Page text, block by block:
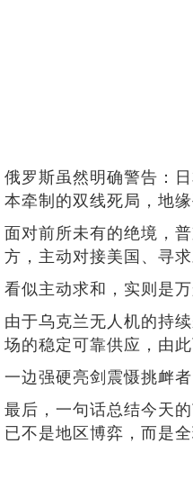
俄罗斯虽然明确警告：
本牵制的双线死局，地缘
面对前所未有的绝境，
方，主动对接美国、寻
看似主动求和，实则是
由于乌克兰无人机的持
场的稳定可靠供应，由
一边强硬亮剑震慑挑衅
最后，一句话总结今天
已不是地区博弈，而是